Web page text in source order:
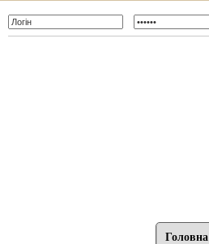
Головна